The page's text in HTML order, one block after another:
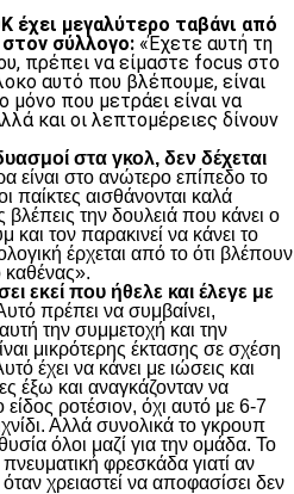
έχει μεγαλύτερο ταβάνι από
σύλλογο: «Έχετε αυτή τη
πρέπει να είμαστε focus στο
αυτό που βλέπουμε, είναι
που μετράει είναι να
και οι λεπτομέρειες δίνουν
στα γκολ, δεν δέχεται
είναι στο ανώτερο επίπεδο το
παίκτες αισθάνονται καλά
βλέπεις την δουλειά που κάνει ο
τον παρακινεί να κάνει το
έρχεται από το ότι βλέπουν
καθένας».
εκεί που ήθελε και έλεγε με
πρέπει να συμβαίνει,
την συμμετοχή και την
μικρότερης έκτασης σε σχέση
έχει να κάνει με ιώσεις και
έξω και αναγκάζονταν να
είδος ροτέσιον, όχι αυτό με 6-7
Αλλά συνολικά το γκρουπ
θυσία όλοι μαζί για την ομάδα. Το
φρεσκάδα γιατί αν
χρειαστεί να αποφασίσει δεν